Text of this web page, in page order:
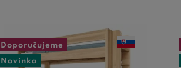
Doporučujeme
Novinka